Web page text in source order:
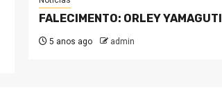
FALECIMENTO: ORLEY YAMAGUTI
5 anos ago admin